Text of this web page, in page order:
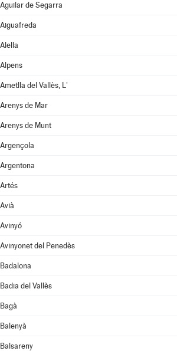
Aguilar de Segarra
Aiguafreda
Alella
Alpens
Ametlla del Vallès, L'
Arenys de Mar
Arenys de Munt
Argençola
Argentona
Artés
Avià
Avinyó
Avinyonet del Penedès
Badalona
Badia del Vallès
Bagà
Balenyà
Balsareny